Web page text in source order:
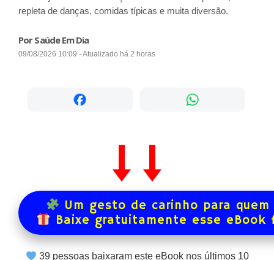
repleta de danças, comidas típicas e muita diversão.
Por Saúde Em Dia
09/08/2026 10:09 - Atualizado há 2 horas
Um gesto de carinho para
Baixe gratuitamente esse
39pessoas baixaram este eBook nos últimos 10